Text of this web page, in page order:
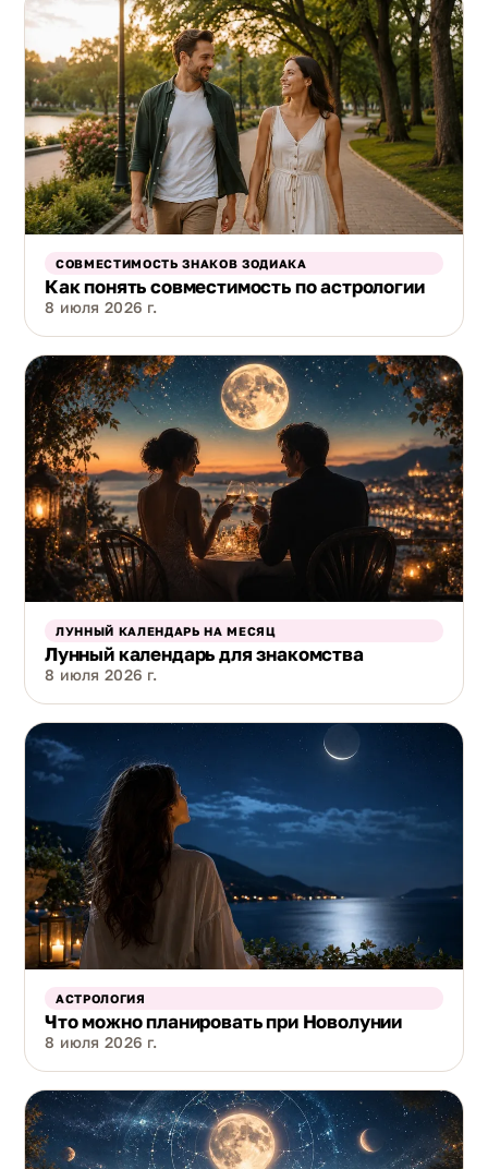
СОВМЕСТИМОСТЬ ЗНАКОВ ЗОДИАКА
Как понять совместимость по астрологии
8 июля 2026 г.
ЛУННЫЙ КАЛЕНДАРЬ НА МЕСЯЦ
Лунный календарь для знакомства
8 июля 2026 г.
АСТРОЛОГИЯ
Что можно планировать при Новолунии
8 июля 2026 г.